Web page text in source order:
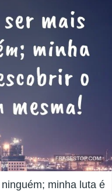
minha luta é